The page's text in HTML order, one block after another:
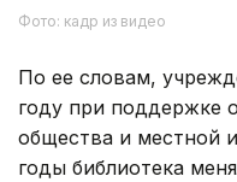
Фото: кадр из видео
По ее словам,
году при поддержке
общества и местной
годы библиотека